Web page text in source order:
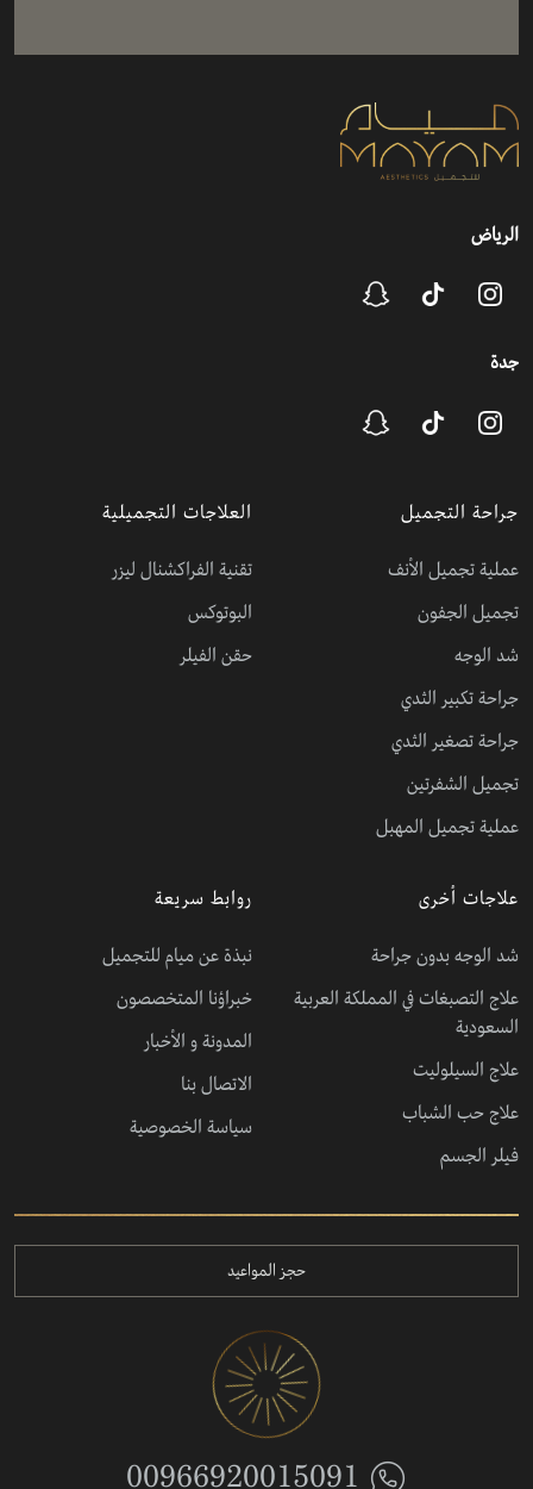
الرياض
جدة
جراحة التجميل
عملية تجميل الأنف
تجميل الجفون
شد الوجه
جراحة تكبير الثدي
جراحة تصغير الثدي
تجميل الشفرتين
عملية تجميل المهبل
العلاجات التجميلية
تقنية الفراكشنال ليزر
البوتوكس
حقن الفيلر
علاجات أخرى
شد الوجه بدون جراحة
علاج التصبغات في المملكة العربية
السعودية
علاج السيلوليت
علاج حب الشباب
فيلر الجسم
روابط سريعة
نبذة عن ميام للتجميل
خبراؤنا المتخصصون
المدونة و الأخبار
الاتصال بنا
سياسة الخصوصية
حجز المواعيد
00966920015091